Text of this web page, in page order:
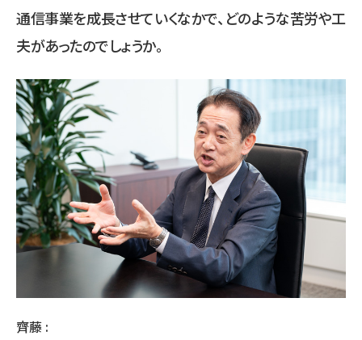
通信事業を成長させていくなかで、どのような苦労や工
夫があったのでしょうか。
齊藤